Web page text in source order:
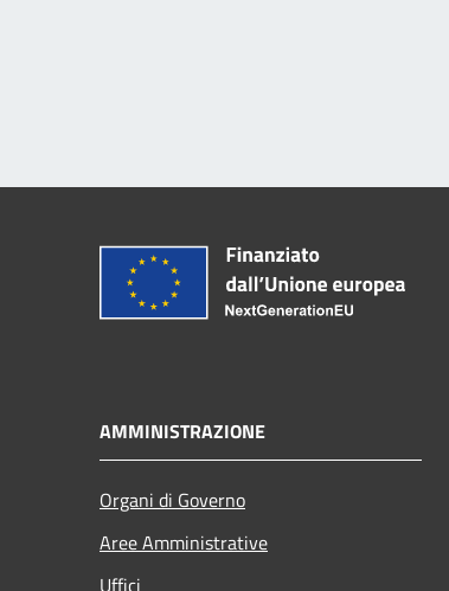
AMMINISTRAZIONE
Organi di Governo
Aree Amministrative